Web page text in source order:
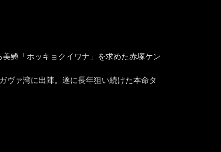
鱒「ホッキョクイワナ」を求めた赤塚ケン
ヴァ湾に出陣。遂に長年狙い続けた本命タ